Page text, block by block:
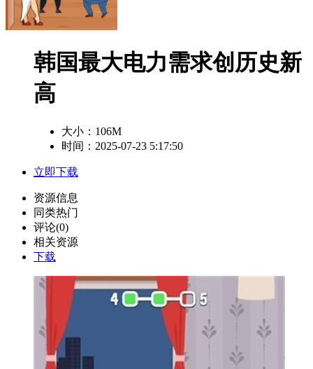
韩国最大电力需求创历史新
高
大小： 106M
时间：2025-07-23 5:17:50
立即下载
资源信息
同类热门
评论(0)
相关资源
下载